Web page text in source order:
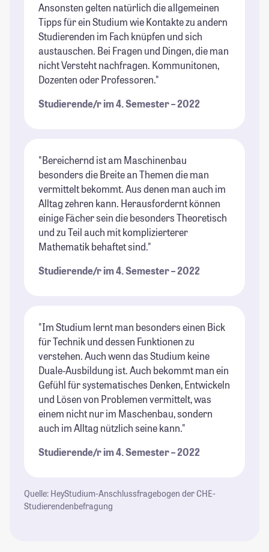
Ansonsten gelten natürlich die allgemeinen
Tipps für ein Studium wie Kontakte zu andern
Studierenden im Fach knüpfen und sich
austauschen. Bei Fragen und Dingen, die man
nicht Versteht nachfragen. Kommunitonen,
Dozenten oder Professoren."
Studierende/r im 4. Semester – 2022
"Bereichernd ist am Maschinenbau
besonders die Breite an Themen die man
vermittelt bekommt. Aus denen man auch im
Alltag zehren kann. Herausfordernt können
einige Fächer sein die besonders Theoretisch
und zu Teil auch mit komplizierterer
Mathematik behaftet sind."
Studierende/r im 4. Semester – 2022
"Im Studium lernt man besonders einen Bick
für Technik und dessen Funktionen zu
verstehen. Auch wenn das Studium keine
Duale-Ausbildung ist. Auch bekommt man ein
Gefühl für systematisches Denken, Entwickeln
und Lösen von Problemen vermittelt, was
einem nicht nur im Maschenbau, sondern
auch im Alltag nützlich seine kann."
Studierende/r im 4. Semester – 2022
Quelle: HeyStudium-Anschlussfragebogen der CHE-
Studierendenbefragung